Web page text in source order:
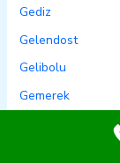
Gediz
Gelendost
Gelibolu
Gemerek